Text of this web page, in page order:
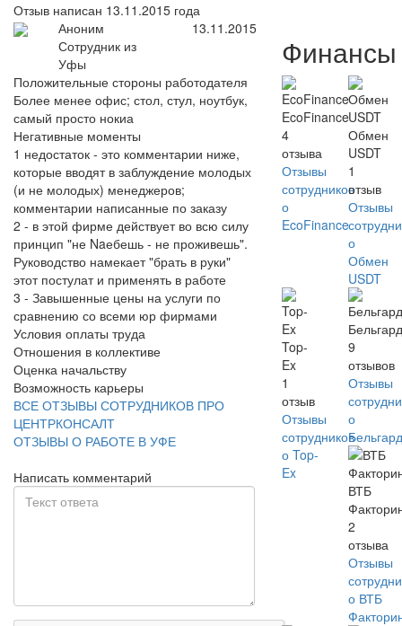
Отзыв написан 13.11.2015 года
Аноним
Сотрудник из
Уфы
13.11.2015
Положительные стороны работодателя
Более менее офис; стол, стул, ноутбук,
самый просто нокиа
Негативные моменты
1 недостаток - это комментарии ниже,
которые вводят в заблуждение молодых
(и не молодых) менеджеров;
комментарии написанные по заказу
2 - в этой фирме действует во всю силу
принцип "не Naебешь - не проживешь".
Руководство намекает "брать в руки"
этот постулат и применять в работе
3 - Завышенные цены на услуги по
сравнению со всеми юр фирмами
Условия оплаты труда
Отношения в коллективе
Оценка начальству
Возможность карьеры
ВСЕ ОТЗЫВЫ СОТРУДНИКОВ ПРО
ЦЕНТРКОНСАЛТ
ОТЗЫВЫ О РАБОТЕ В УФЕ
Написать комментарий
Финансы
EcoFinance
4
отзыва
Отзывы
сотрудников
о
EcoFinance
Обмен
USDT
1
отзыв
Отзывы
о
Обмен
USDT
Top-
Ex
1
отзыв
Отзывы
сотрудников
о Top-
Ex
9
отзывов
Отзывы
о
ВТБ
2
отзыва
Отзывы
о ВТБ